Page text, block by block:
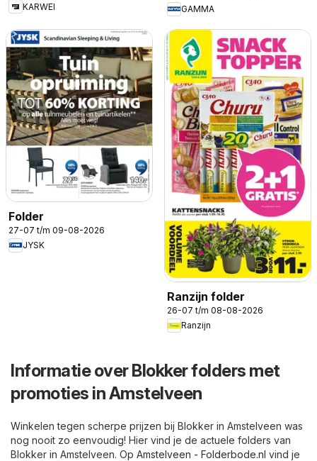
KARWEI
GAMMA
Folder
27-07 t/m 09-08-2026
JYSK
Ranzijn folder
26-07 t/m 08-08-2026
Ranzijn
Informatie over Blokker folders met
promoties in Amstelveen
Winkelen tegen scherpe prijzen bij Blokker in Amstelveen was
nog nooit zo eenvoudig! Hier vind je de actuele folders van
Blokker in Amstelveen. Op Amstelveen - Folderbode.nl vind je